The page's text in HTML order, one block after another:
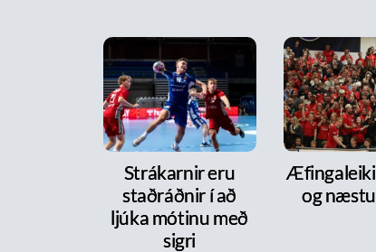
Strákarnir eru
staðráðnir í að
ljúka mótinu með
sigri
og